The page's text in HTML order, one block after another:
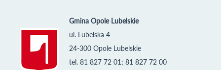
Gmina Opole Lubelskie
ul. Lubelska 4
24-300 Opole Lubelskie
tel. 81 827 72 01; 81 827 72 00